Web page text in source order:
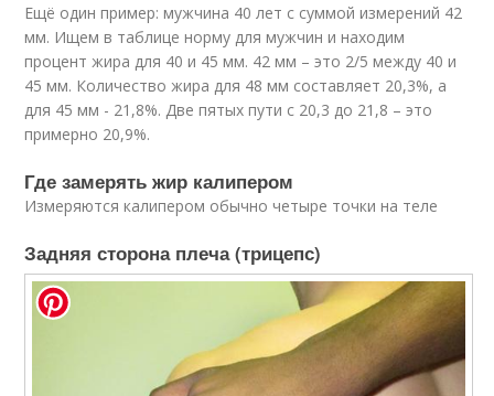
Ещё один пример: мужчина 40 лет с суммой измерений 42
мм. Ищем в таблице норму для мужчин и находим
процент жира для 40 и 45 мм. 42 мм – это 2/5 между 40 и
45 мм. Количество жира для 48 мм составляет 20,3%, а
для 45 мм - 21,8%. Две пятых пути с 20,3 до 21,8 – это
примерно 20,9%.
Где замерять жир калипером
Измеряются калипером обычно четыре точки на теле
Задняя сторона плеча (трицепс)